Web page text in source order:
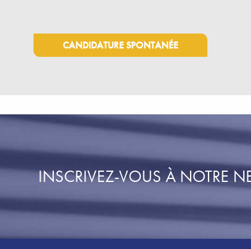
CANDIDATURE SPONTANÉE
INSCRIVEZ-VOUS À NOTRE